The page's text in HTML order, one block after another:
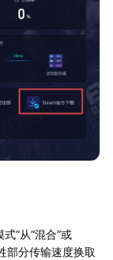
”从“混合”或
部分传输速度换取